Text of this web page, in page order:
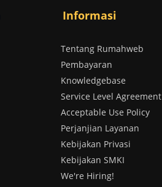
Informasi
Tentang Rumahweb
Pembayaran
Knowledgebase
Service Level Agreement
Acceptable Use Policy
Perjanjian Layanan
Kebijakan Privasi
Kebijakan SMKI
We're Hiring!